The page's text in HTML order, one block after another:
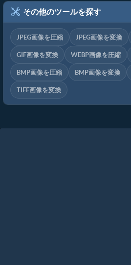
その他のツールを探す
JPEG画像を圧縮 JPEG画像を変換
GIF画像を変換 WEBP画像を圧縮
BMP画像を圧縮 BMP画像を変換
TIFF画像を変換